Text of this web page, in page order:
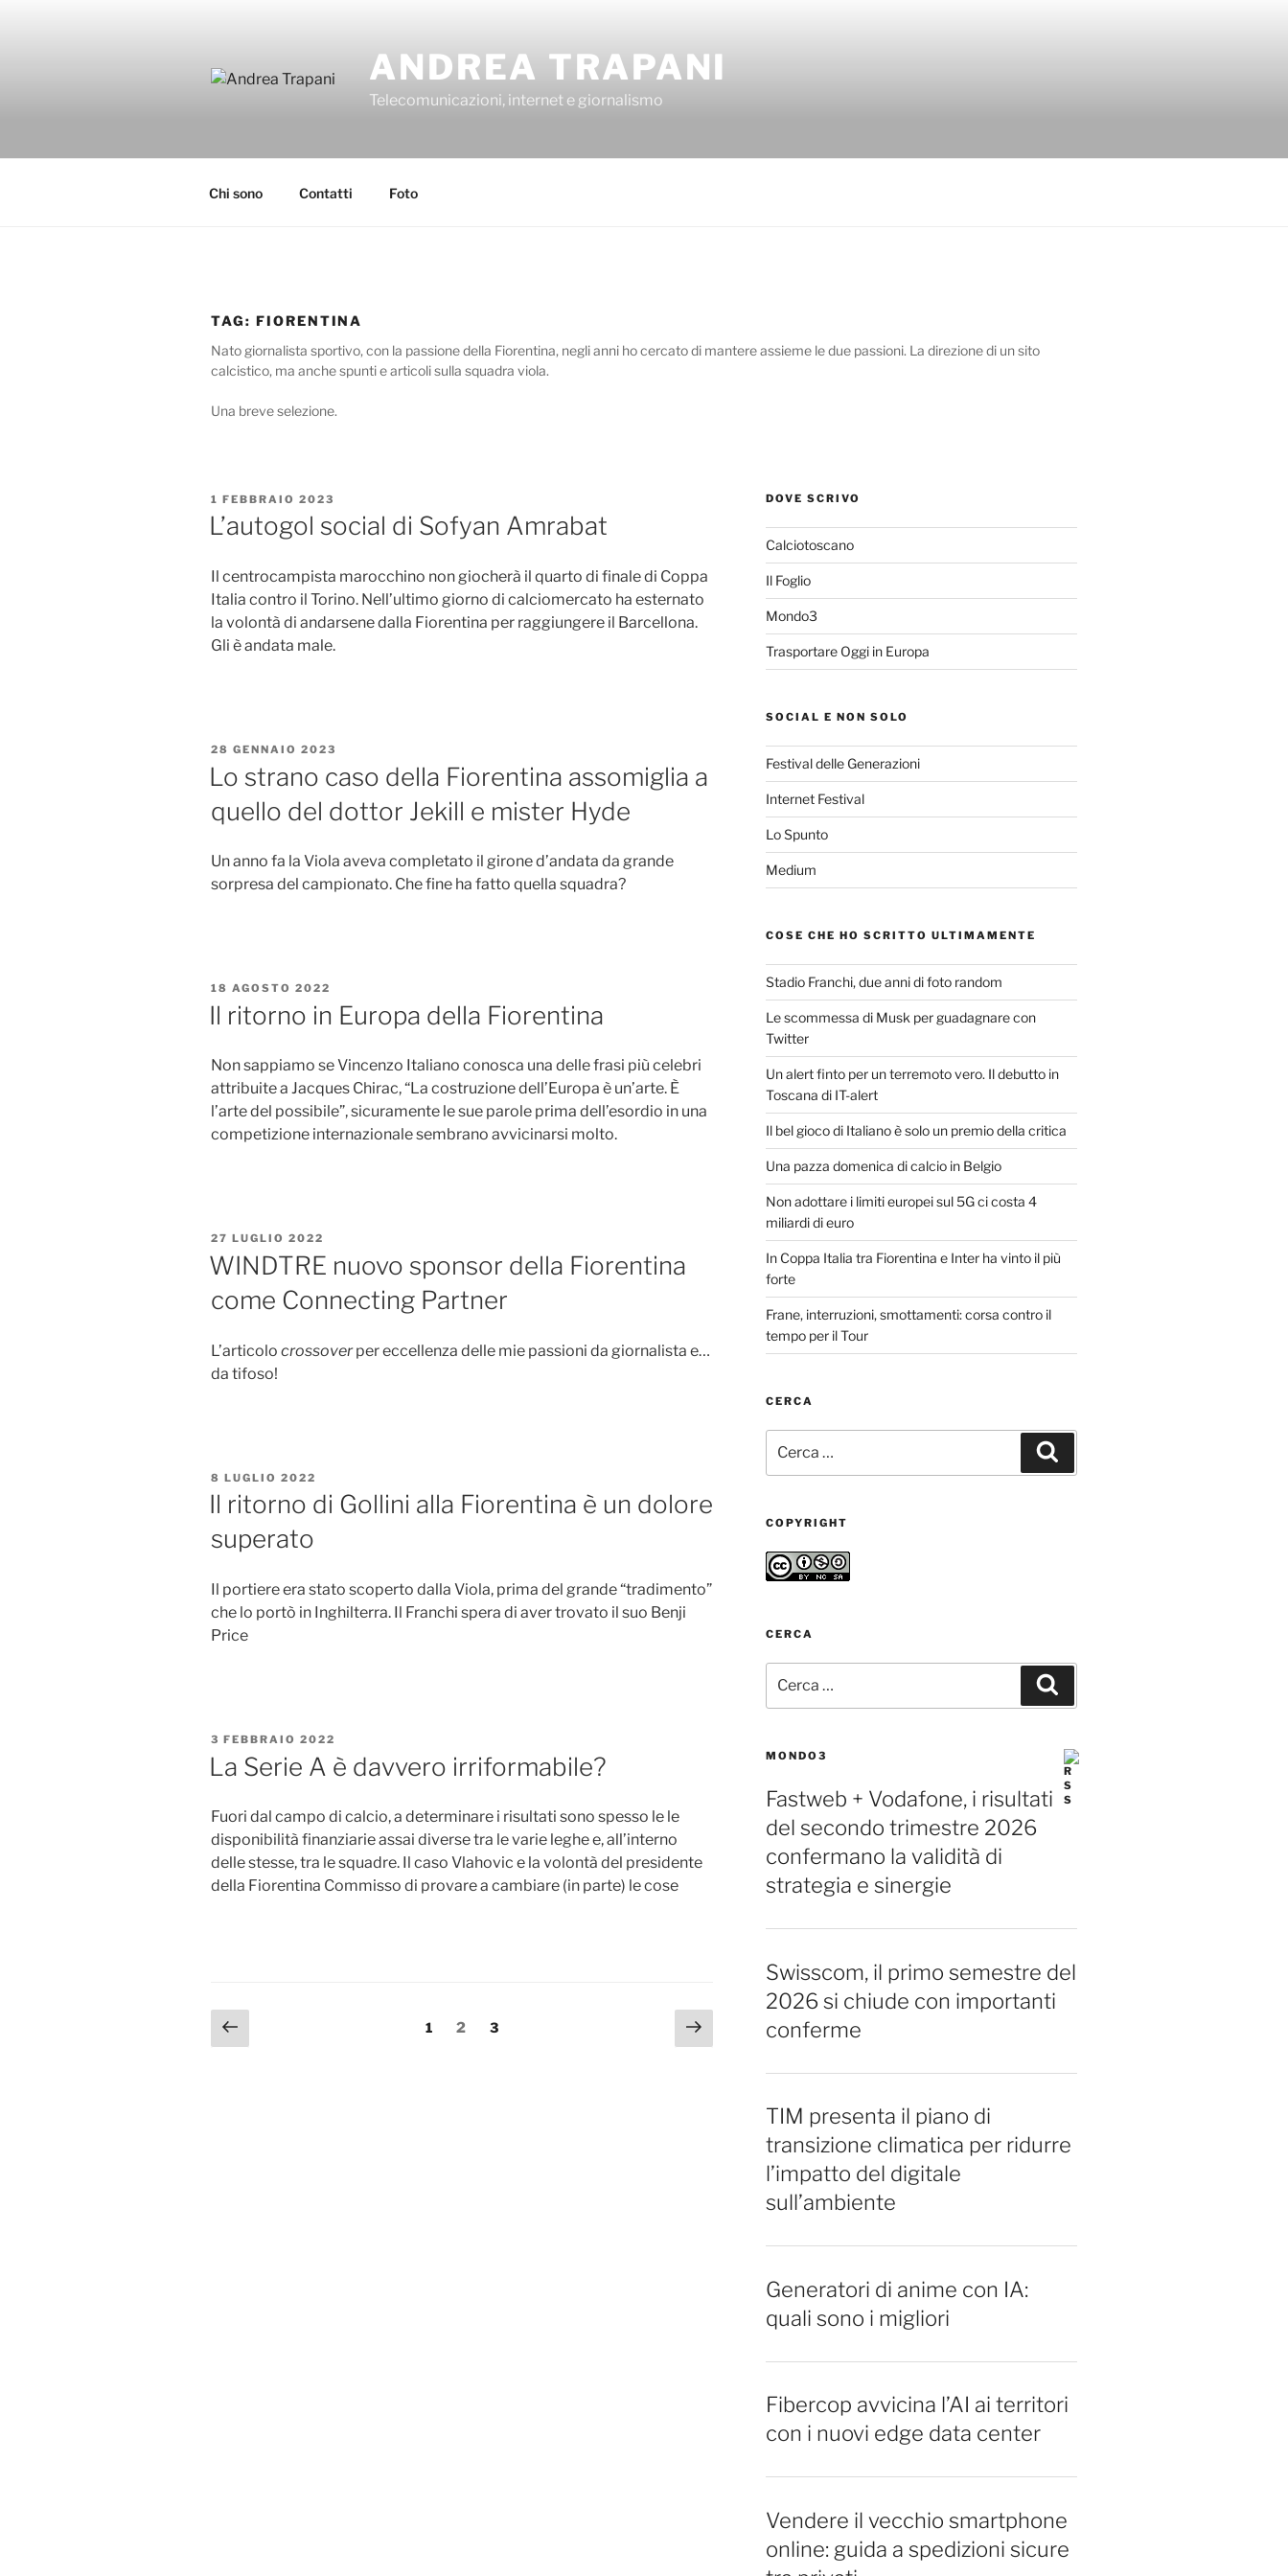
ANDREA TRAPANI
Telecomunicazioni, internet e giornalismo
Chi sono Contatti Foto
TAG: FIORENTINA
Nato giornalista sportivo, con la passione della Fiorentina, negli anni ho cercato di mantere assieme le due passioni. La direzione di un sito
calcistico, ma anche spunti e articoli sulla squadra viola.
Una breve selezione.
PUBBLICATO
IL
1 FEBBRAIO 2023
L’autogol social di Sofyan Amrabat
Il centrocampista marocchino non giocherà il quarto di finale di Coppa
Italia contro il Torino. Nell’ultimo giorno di calciomercato ha esternato
la volontà di andarsene dalla Fiorentina per raggiungere il Barcellona.
Gli è andata male.
PUBBLICATO
28 GENNAIO 2023
Lo strano caso della Fiorentina assomiglia a
quello del dottor Jekill e mister Hyde
Un anno fa la Viola aveva completato il girone d’andata da grande
sorpresa del campionato. Che fine ha fatto quella squadra?
PUBBLICATO
IL
18 AGOSTO 2022
Il ritorno in Europa della Fiorentina
Non sappiamo se Vincenzo Italiano conosca una delle frasi più celebri
attribuite a Jacques Chirac, “La costruzione dell’Europa è un’arte. È
l’arte del possibile”, sicuramente le sue parole prima dell’esordio in una
competizione internazionale sembrano avvicinarsi molto.
PUBBLICATO
IL
27 LUGLIO 2022
WINDTRE nuovo sponsor della Fiorentina
come Connecting Partner
L’articolo crossoverper eccellenza delle mie passioni da giornalista e…
da tifoso!
PUBBLICATO
IL
8 LUGLIO 2022
Il ritorno di Gollini alla Fiorentina è un dolore
superato
Il portiere era stato scoperto dalla Viola, prima del grande “tradimento”
che lo portò in Inghilterra. Il Franchi spera di aver trovato il suo Benji
Price
PUBBLICATO
3 FEBBRAIO 2022
La Serie A è davvero irriformabile?
Fuori dal campo di calcio, a determinare i risultati sono spesso le le
disponibilità finanziarie assai diverse tra le varie leghe e, all’interno
delle stesse, tra le squadre. Il caso Vlahovic e la volontà del presidente
della Fiorentina Commisso di provare a cambiare (in parte) le cose
Paginazione
Pagina
precedente
Pagina
1 Pagina
2 Pagina
3
Pagina
successiva
DOVE SCRIVO
Calciotoscano
Il Foglio
Mondo3
Trasportare Oggi in Europa
SOCIAL E NON SOLO
Festival delle Generazioni
Internet Festival
Lo Spunto
Medium
COSE CHE HO SCRITTO ULTIMAMENTE
Stadio Franchi, due anni di foto random
Le scommessa di Musk per guadagnare con
Twitter
Un alert finto per un terremoto vero. Il debutto in
Toscana di IT-alert
Il bel gioco di Italiano è solo un premio della critica
Una pazza domenica di calcio in Belgio
Non adottare i limiti europei sul 5G ci costa 4
miliardi di euro
In Coppa Italia tra Fiorentina e Inter ha vinto il più
forte
Frane, interruzioni, smottamenti: corsa contro il
tempo per il Tour
CERCA
COPYRIGHT
CERCA
MONDO3
Fastweb + Vodafone, i risultati
del secondo trimestre 2026
confermano la validità di
strategia e sinergie
Swisscom, il primo semestre del
2026 si chiude con importanti
conferme
TIM presenta il piano di
transizione climatica per ridurre
l’impatto del digitale
sull’ambiente
Generatori di anime con IA:
quali sono i migliori
Fibercop avvicina l’AI ai territori
con i nuovi edge data center
Vendere il vecchio smartphone
online: guida a spedizioni sicure